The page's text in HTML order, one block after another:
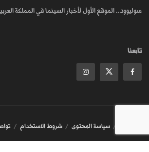
سوليوود.. الموقع الأول لأخبار السينما في المملكة
تابعنا
سياسة المحتوى شروط الاستخدام